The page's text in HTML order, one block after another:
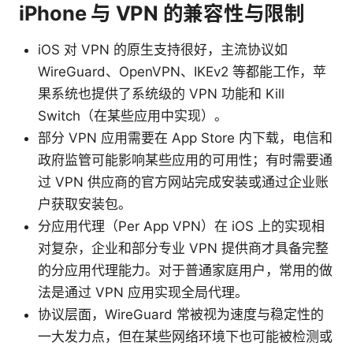
iPhone 与 VPN 的兼容性与限制
iOS 对 VPN 的原生支持很好，主流协议如
WireGuard、OpenVPN、IKEv2 等都能工作，苹
果系统也提供了系统级的 VPN 功能和 Kill
Switch（在某些应用中实现）。
部分 VPN 应用需要在 App Store 内下载，电信和
政府监管可能影响某些应用的可用性；有时需要通
过 VPN 供应商的官方网站完成安装或通过企业账
户获取安装包。
分应用代理（Per App VPN）在 iOS 上的实现相
对复杂，企业和部分专业 VPN 提供商才具备完整
的分应用代理能力。对于普通家庭用户，常用的做
法是通过 VPN 应用实现全局代理。
协议层面，WireGuard 常被视为速度与稳定性的
一大发力点，但在某些网络环境下也可能被检测或